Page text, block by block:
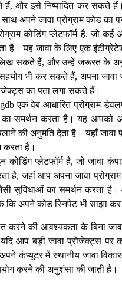
हैं, और इसे निष्पादित कर सकते
अपने जावा प्रोग्राम कोड का
कोडिंग प्लेटफॉर्म है. जो कई
है। यह जावा के लिए एक
लिख सकते हैं, और उन्हें जरूरत के
भी कर सकते हैं, अपना जावा
का पता लगा सकते हैं।
एक वेब-आधारित प्रोग्राम
का समर्थन करता है। यह आपको
की अनुमति देता है। यहाँ जावा
है।
प्लेटफॉर्म है, जो जावा
है, जहां आप अपना जावा
जैसी सुविधाओं का समर्थन करता
अपने कोड स्निपेट भी साझा
की आवश्यकता के बिना जावा
आप बड़ी जावा प्रोजेक्ट्स पर
कंप्यूटर में स्थानीय जावा
करने की अनुशंसा की जाती है।